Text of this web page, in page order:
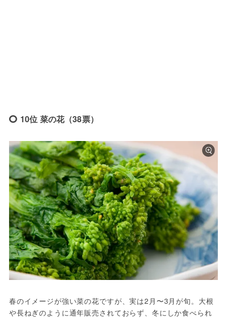
10位 菜の花（38票）
春のイメージが強い菜の花ですが、実は2月〜3月が旬。大根
や長ねぎのように通年販売されておらず、冬にしか食べられ